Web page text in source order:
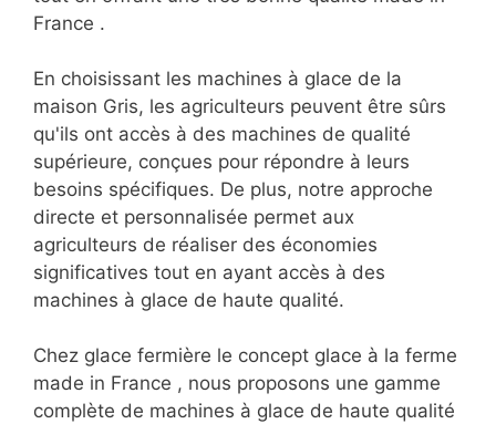
France .
En choisissant les machines à glace de la
maison Gris, les agriculteurs peuvent être sûrs
qu'ils ont accès à des machines de qualité
supérieure, conçues pour répondre à leurs
besoins spécifiques. De plus, notre approche
directe et personnalisée permet aux
agriculteurs de réaliser des économies
significatives tout en ayant accès à des
machines à glace de haute qualité.
Chez glace fermière le concept glace à la ferme
made in France , nous proposons une gamme
complète de machines à glace de haute qualité